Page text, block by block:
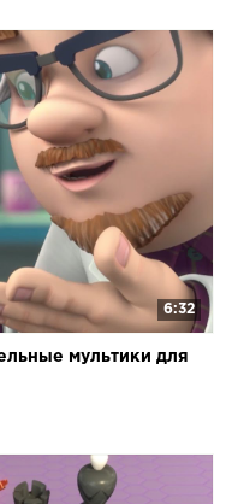
6:32
мультики для